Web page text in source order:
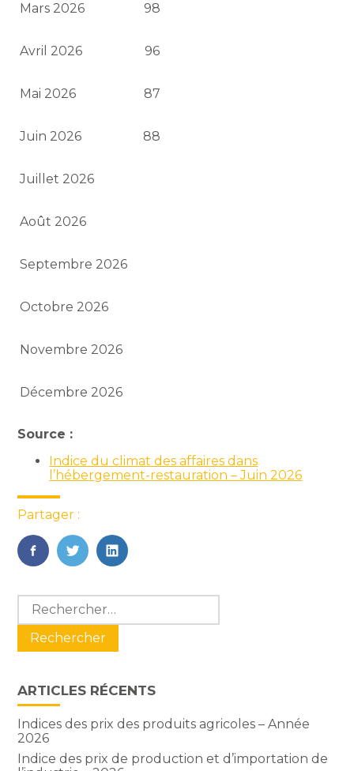
Mars 2026 98
Avril 2026 96
Mai 2026 87
Juin 2026 88
Juillet 2026
Août 2026
Septembre 2026
Octobre 2026
Novembre 2026
Décembre 2026
Source :
Indice du climat des affaires dans
l’hébergement-restauration – Juin 2026
Partager :
FaceBook
TwitterLinkedIn
Blog
sidebar
Rechercher :
ARTICLES RÉCENTS
Indices des prix des produits agricoles – Année
2026
Indice des prix de production et d’importation de